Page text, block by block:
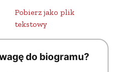
Pobierz jako plik
tekstowy
do biogramu?